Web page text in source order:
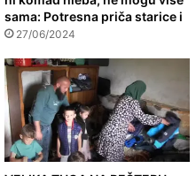
sama: Potresna priča starice i
27/06/2024